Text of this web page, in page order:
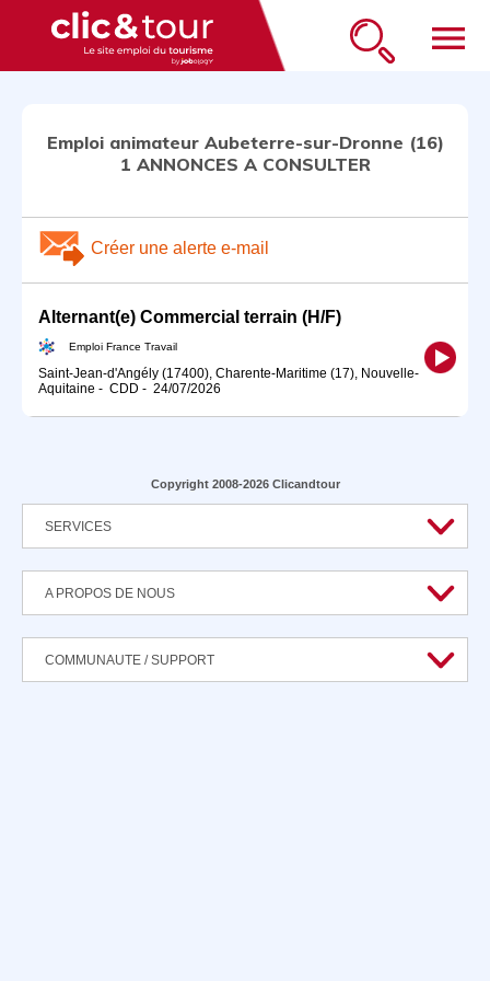
menu
Emploi animateur Aubeterre-sur-Dronne (16)
1 ANNONCES A CONSULTER
Créer une alerte e-mail
Alternant(e) Commercial terrain (H/F)
Emploi France Travail
Saint-Jean-d'Angély (17400), Charente-Maritime (17), Nouvelle-
Aquitaine - CDD - 24/07/2026
Copyright 2008-2026 Clicandtour
SERVICES
A PROPOS DE NOUS
COMMUNAUTE / SUPPORT